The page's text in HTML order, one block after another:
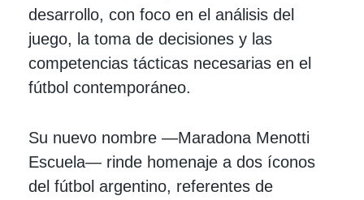
desarrollo, con foco en el análisis del
juego, la toma de decisiones y las
competencias tácticas necesarias en el
fútbol contemporáneo.
Su nuevo nombre —Maradona Menotti
Escuela— rinde homenaje a dos íconos
del fútbol argentino, referentes de